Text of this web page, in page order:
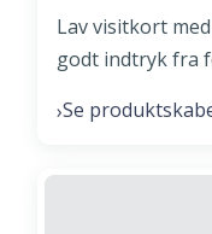
Lav visitkort
godt indtryk fra
›Se